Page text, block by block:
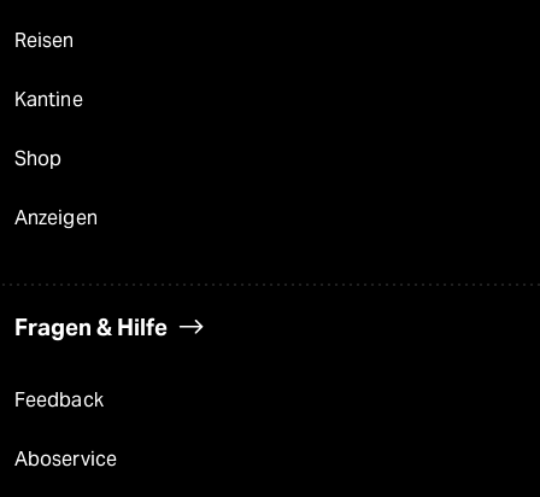
Reisen
Kantine
Shop
Anzeigen
Fragen & Hilfe
Feedback
Aboservice